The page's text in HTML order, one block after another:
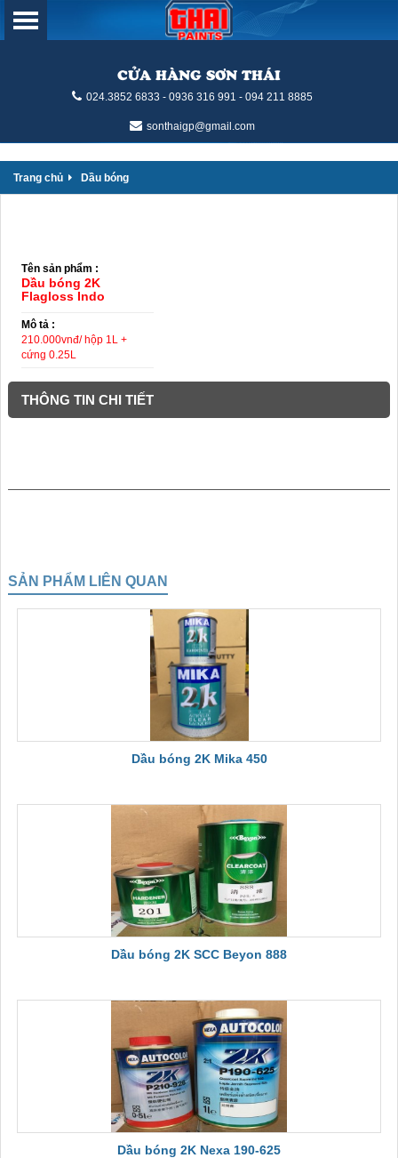
CỬA HÀNG SƠN THÁI
024.3852 6833 - 0936 316 991 - 094 211 8885
sonthaigp@gmail.com
Trang chủ Dầu bóng
Tên sản phẩm :
Dầu bóng 2K
Flagloss Indo
Mô tả :
210.000vnđ/ hộp 1L +
cứng 0.25L
THÔNG TIN CHI TIẾT
SẢN PHẨM LIÊN QUAN
Dầu bóng 2K Mika 450
Dầu bóng 2K SCC Beyon 888
Dầu bóng 2K Nexa 190-625